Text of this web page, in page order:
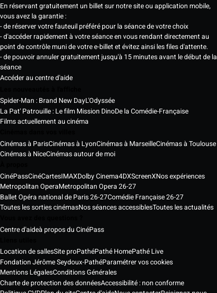
En réservant gratuitement un billet sur notre site ou application mobile,
vous avez la garantie :
- de réserver votre fauteuil préféré pour la séance de votre choix
- d'accéder rapidement à votre séance en vous rendant directement au
point de contrôle muni de votre e-billet et évitez ainsi les files d'attente.
- de pouvoir annuler gratuitement jusqu'à 15 minutes avant le début de la
séance
Accéder au centre d'aide
Spider-Man : Brand New DayL'Odyssée
La Pat' Patrouille : Le film Mission DinoDe la Comédie-Française
Films actuellement au cinéma
Cinémas à ParisCinémas à LyonCinémas à MarseilleCinémas à Toulouse
Cinémas à NiceCinémas autour de moi
CinéPassCinéCartesIMAXDolby Cinema4DXScreenXNos expériences
Metropolitan OperaMetropolitan Opera 26-27
Ballet Opéra national de Paris 26-27Comédie Française 26-27
Toutes les sorties cinémasNos séances accessiblesToutes les actualités
Centre d'aideà propos du CinéPass
Location de sallesSite proPathéPathé HomePathé Live
Fondation Jérôme Seydoux-PathéParamétrer vos cookies
Mentions LégalesConditions Générales
Charte de protection des donnéesAccessibilité : non conforme